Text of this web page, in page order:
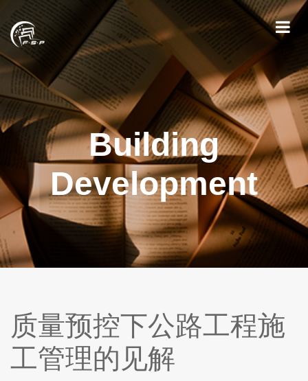
Building
Development
质量预控下公路工程施
工管理的见解